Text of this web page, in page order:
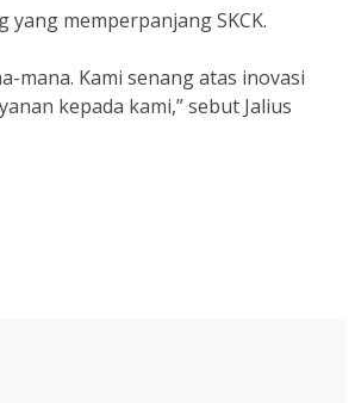
yang memperpanjang SKCK.
mana. Kami senang atas inovasi
kepada kami,” sebut Jalius